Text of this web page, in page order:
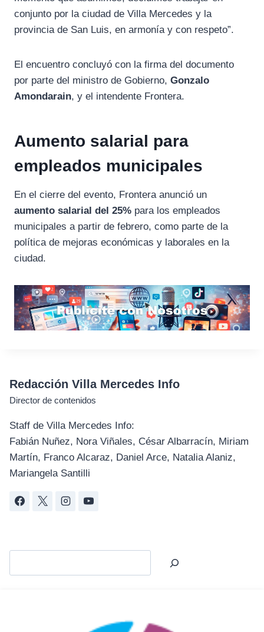
conjunto por la ciudad de Villa Mercedes y la
provincia de San Luis, en armonía y con respeto”.
El encuentro concluyó con la firma del documento
por parte del ministro de Gobierno, Gonzalo
Amondarain, y el intendente Frontera.
Aumento salarial para
empleados municipales
En el cierre del evento, Frontera anunció un
aumento salarial del 25% para los empleados
municipales a partir de febrero, como parte de la
política de mejoras económicas y laborales en la
ciudad.
Redacción Villa Mercedes Info
Director de contenidos
Staff de Villa Mercedes Info:
Fabián Nuñez, Nora Viñales, César Albarracín, Miriam
Martín, Franco Alcaraz, Daniel Arce, Natalia Alaniz,
Mariangela Santilli